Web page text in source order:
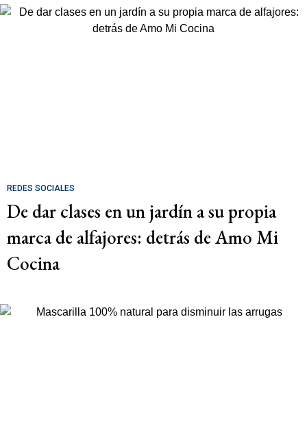
REDES SOCIALES
De dar clases en un jardín a su propia
marca de alfajores: detrás de Amo Mi
Cocina